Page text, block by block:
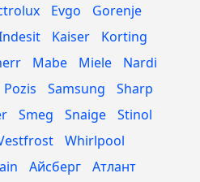
Evgo
Gorenje
Kaiser
Korting
Mabe Miele
Nardi
Pozis Samsung
Sharp
Smeg Snaige
Stinol
Whirlpool
Айсберг
Атлант